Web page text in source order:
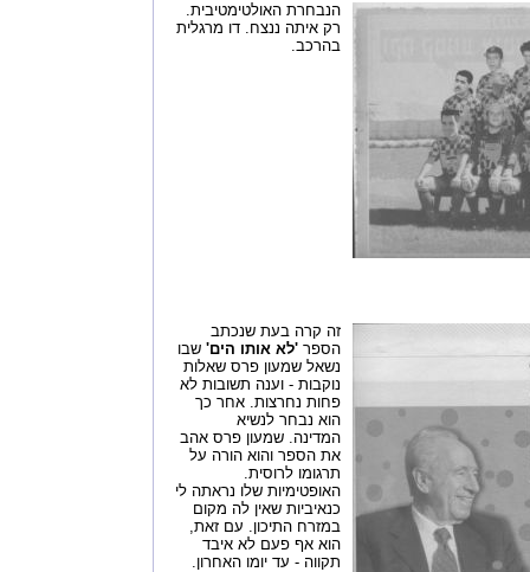
הנבחרת האולטימטיבית.
רק איתה ננצח. דו מרגלית
בהרכב.
זה קרה בעת שנכתב
הספר 'לא אותו הים' שבו
נשאל שמעון פרס שאלות
נוקבות - וענה תשובות לא
פחות נחרצות. אחר כך
הוא נבחר לנשיא
המדינה. שמעון פרס אהב
את הספר והוא הורה על
תרגומו לרוסית.
האופטימיות שלו נראתה לי
כנאיביות שאין לה מקום
במזרח התיכון. עם זאת,
הוא אף פעם לא איבד
תקווה - עד יומו האחרון.